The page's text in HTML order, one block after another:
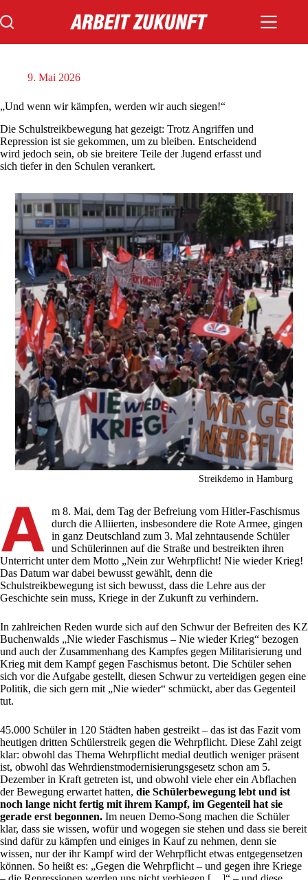
Inhalt
springen
9. Mai 2026
„Und wenn wir kämpfen, werden wir auch siegen!“
Die Schulstreikbewegung hat gezeigt: Trotz Angriffen und
Repression ist sie gekommen, um zu bleiben. Entscheidend
wird jedoch sein, ob sie breitere Teile der Jugend erfasst und
sich tiefer in den Schulen verankert.
Streikdemo in Hamburg
A
m 8. Mai, dem Tag der Befreiung vom Hitler-Faschismus
durch die Alliierten, insbesondere die Rote Armee, gingen
in ganz Deutschland zum 3. Mal zehntausende Schüler
und Schülerinnen auf die Straße und bestreikten ihren
Unterricht unter dem Motto „Nein zur Wehrpflicht! Nie wieder Krieg!
Das Datum war dabei bewusst gewählt, denn die
Schulstreikbewegung ist sich bewusst, dass die Lehre aus der
Geschichte sein muss, Kriege in der Zukunft zu verhindern.
In zahlreichen Reden wurde sich auf den Schwur der Befreiten des KZ
Buchenwalds „Nie wieder Faschismus – Nie wieder Krieg“ bezogen
und auch der Zusammenhang des Kampfes gegen Militarisierung und
Krieg mit dem Kampf gegen Faschismus betont. Die Schüler sehen
sich vor die Aufgabe gestellt, diesen Schwur zu verteidigen gegen eine
Politik, die sich gern mit „Nie wieder“ schmückt, aber das Gegenteil
tut.
45.000 Schüler in 120 Städten haben gestreikt – das ist das Fazit vom
heutigen dritten Schülerstreik gegen die Wehrpflicht. Diese Zahl zeigt
klar: obwohl das Thema Wehrpflicht medial deutlich weniger präsent
ist, obwohl das Wehrdienstmodernisierungsgesetz schon am 5.
Dezember in Kraft getreten ist, und obwohl viele eher ein Abflachen
der Bewegung erwartet hatten, die Schülerbewegung lebt und ist
noch lange nicht fertig mit ihrem Kampf, im Gegenteil hat sie
gerade erst begonnen. Im neuen Demo-Song machen die Schüler
klar, dass sie wissen, wofür und wogegen sie stehen und dass sie bereit
sind dafür zu kämpfen und einiges in Kauf zu nehmen, denn sie
wissen, nur der ihr Kampf wird der Wehrpflicht etwas entgegensetzen
können. So heißt es: „Gegen die Wehrpflicht – und gegen ihre Kriege